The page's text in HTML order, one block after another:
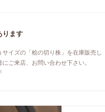
ます
サイズの「桧の切り株」を在庫販売し
ご来店、お問い合わせ下さい。